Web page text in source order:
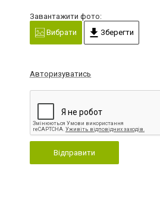
Завантажити фото:
Вибрати
Зберегти
Авторизуватись
Відправити